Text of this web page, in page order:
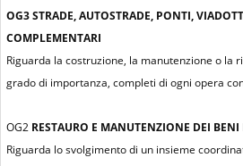
OG3STRADE, AUTOSTRADE, PONTI,
COMPLEMENTARI
Riguarda la costruzione, la manutenzione o
grado di importanza, completi di ogni opera
OG2 RESTAURO E MANUTENZIONE DEI
Riguarda lo svolgimento di un insieme